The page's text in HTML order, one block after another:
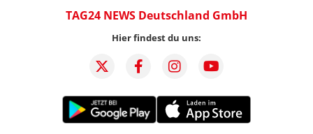
TAG24 NEWS Deutschland GmbH
Hier findest du uns: